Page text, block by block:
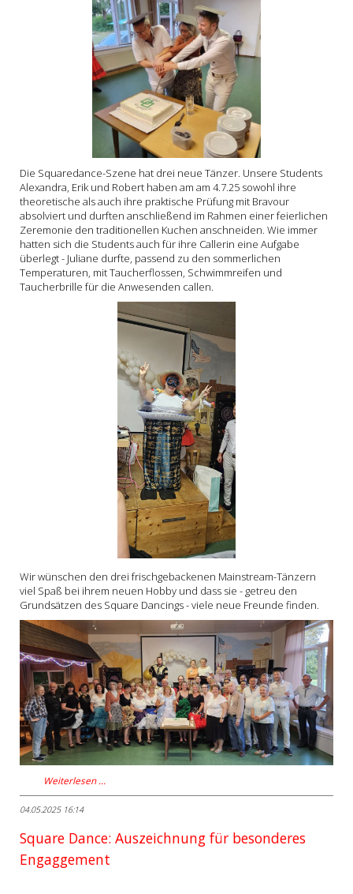
Die Squaredance-Szene hat drei neue Tänzer. Unsere Students
Alexandra, Erik und Robert haben am am 4.7.25 sowohl ihre
theoretische als auch ihre praktische Prüfung mit Bravour
absolviert und durften anschließend im Rahmen einer feierlichen
Zeremonie den traditionellen Kuchen anschneiden. Wie immer
hatten sich die Students auch für ihre Callerin eine Aufgabe
überlegt - Juliane durfte, passend zu den sommerlichen
Temperaturen, mit Taucherflossen, Schwimmreifen und
Taucherbrille für die Anwesenden callen.
Wir wünschen den drei frischgebackenen Mainstream-Tänzern
viel Spaß bei ihrem neuen Hobby und dass sie - getreu den
Grundsätzen des Square Dancings - viele neue Freunde finden.
Weiterlesen …
04.05.2025 16:14
Square Dance: Auszeichnung für besonderes
Engaggement